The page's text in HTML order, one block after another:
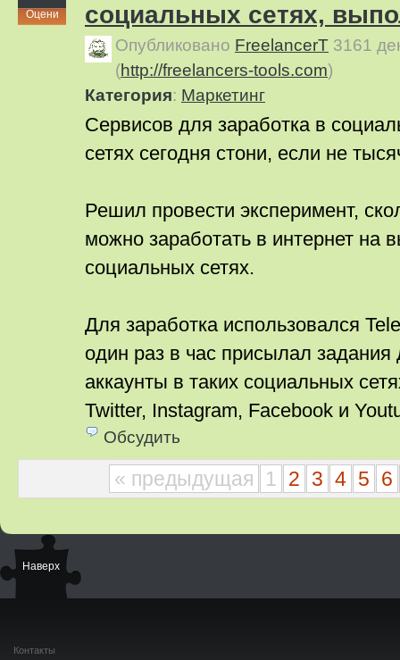
Оцени
социальных сетях,
Опубликовано FreelancerT 3161
(http://freelancers-tools.com)
Категория: Маркетинг
Сервисов для заработка в
сетях сегодня стони, если не
Решил провести эксперимент,
можно заработать в интернет на
социальных сетях.
Для заработка использовался
один раз в час присылал
аккаунты в таких социальных
Twitter, Instagram, Facebook и
Обсудить
« предыдущая 1 2 3 4 5 6
Наверх
Контакты